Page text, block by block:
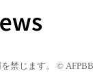
禁じます。 © AFPBB